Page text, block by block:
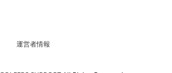
運営者情報